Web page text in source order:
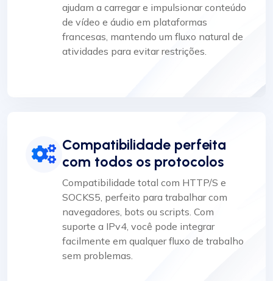
ajudam a carregar e impulsionar conteúdo
de vídeo e áudio em plataformas
francesas, mantendo um fluxo natural de
atividades para evitar restrições.
Compatibilidade perfeita
com todos os protocolos
Compatibilidade total com HTTP/S e
SOCKS5, perfeito para trabalhar com
navegadores, bots ou scripts. Com
suporte a IPv4, você pode integrar
facilmente em qualquer fluxo de trabalho
sem problemas.